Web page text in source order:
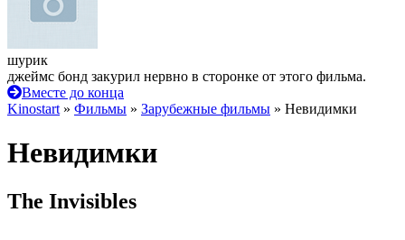
шурик
джеймс бонд закурил нервно в сторонке от этого фильма.
Вместе до конца
Kinostart » Фильмы » Зарубежные фильмы » Невидимки
Невидимки
The Invisibles